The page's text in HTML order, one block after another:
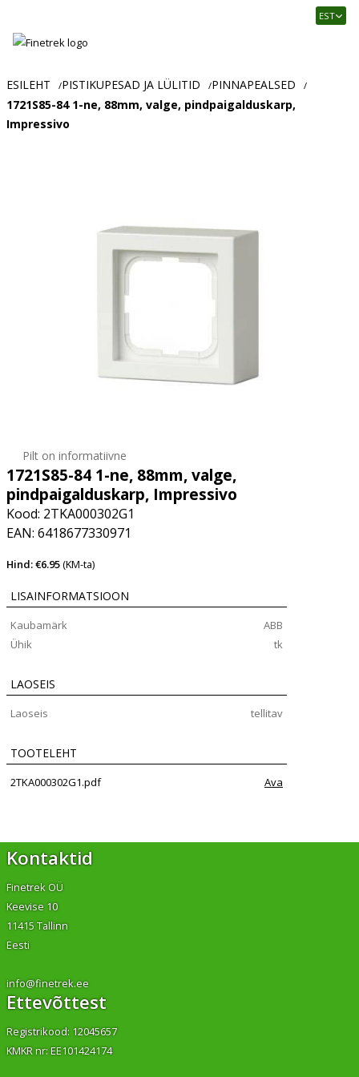
Usaldusväärne
ja
tööstusautomaatika
pood
EST
ESILEHT /PISTIKUPESAD JA LÜLITID /PINNAPEALSED /
1721S85-84 1-ne, 88mm, valge, pindpaigalduskarp,
Impressivo
Pilt on informatiivne
1721S85-84 1-ne, 88mm, valge,
pindpaigalduskarp, Impressivo
Kood: 2TKA000302G1
EAN: 6418677330971
Hind: €6.95(KM-ta)
LISAINFORMATSIOON
Kaubamärk
ABB
Ühik
tk
LAOSEIS
Laoseis tellitav
TOOTELEHT
2TKA000302G1.pdf Ava
Kontaktid
Finetrek OÜ
Keevise 10
11415 Tallinn
Eesti
info@finetrek.ee
Ettevõttest
Registrikood: 12045657
KMKR nr: EE101424174